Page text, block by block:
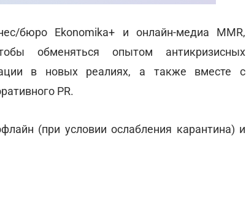
бюро Ekonomika+ и онлайн-медиа MMR,
обменяться опытом антикризисных
в новых реалиях, а также вместе с
PR.
(при условии ослабления карантина) и